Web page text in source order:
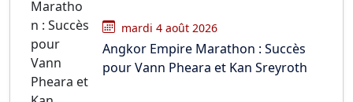
mardi 4 août 2026
Angkor Empire Marathon : Succès
pour Vann Pheara et Kan Sreyroth